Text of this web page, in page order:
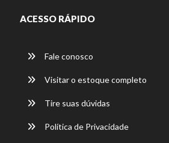
ACESSO RÁPIDO
Fale conosco
Visitar o estoque completo
Tire suas dúvidas
Política de Privacidade